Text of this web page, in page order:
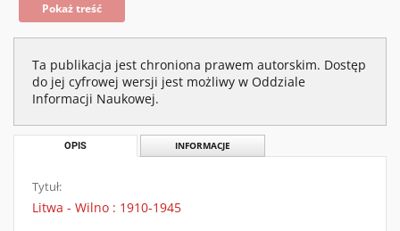
Pokaż treść
Ta publikacja jest chroniona prawem autorskim. Dostęp
do jej cyfrowej wersji jest możliwy w Oddziale
Informacji Naukowej.
OPIS INFORMACJE
Tytuł:
Litwa - Wilno : 1910-1945